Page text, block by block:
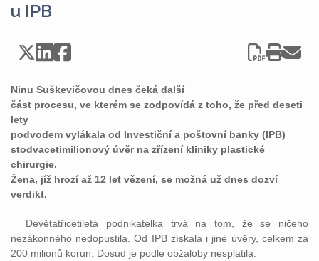
u IPB
Ninu Suškevičovou dnes čeká další
část procesu, ve kterém se zodpovídá z toho, že před deseti
lety
podvodem vylákala od Investiční a poštovní banky (IPB)
stodvacetimilionový úvěr na zřízení kliniky plastické
chirurgie.
Žena, jíž hrozí až 12 let vězení, se možná už dnes dozví
verdikt.
Devětatřicetiletá podnikatelka trvá na tom, že se ničeho
nezákonného nedopustila. Od IPB získala i jiné úvěry, celkem za
200 milionů korun. Dosud je podle obžaloby nesplatila.